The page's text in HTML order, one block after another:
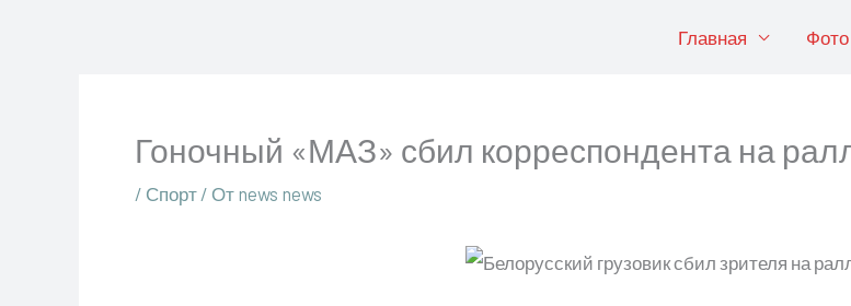
Главная Фото
Гоночный «МАЗ» сбил корреспондента на
/ Спорт / От news news